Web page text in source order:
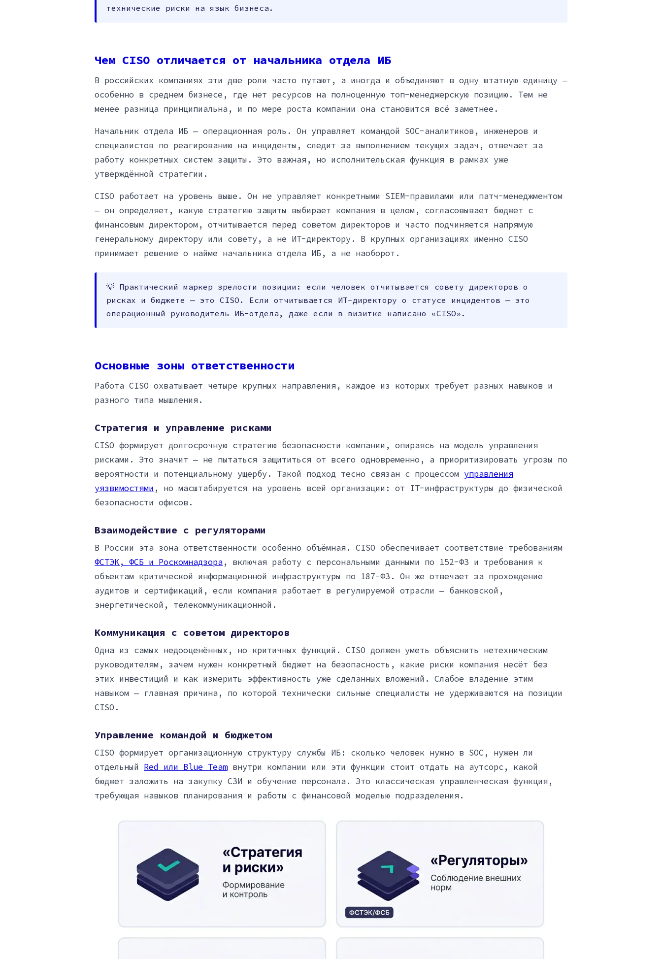
технические риски на язык бизнеса.
Чем CISO отличается от начальника отдела ИБ
В российских компаниях эти две роли часто путают, а иногда и объединяют в одну штатную единицу —
особенно в среднем бизнесе, где нет ресурсов на полноценную топ-менеджерскую позицию. Тем не
менее разница принципиальна, и по мере роста компании она становится всё заметнее.
Начальник отдела ИБ — операционная роль. Он управляет командой SOC-аналитиков, инженеров и
специалистов по реагированию на инциденты, следит за выполнением текущих задач, отвечает за
работу конкретных систем защиты. Это важная, но исполнительская функция в рамках уже
утверждённой стратегии.
CISO работает на уровень выше. Он не управляет конкретными SIEM-правилами или патч-менеджментом
— он определяет, какую стратегию защиты выбирает компания в целом, согласовывает бюджет с
финансовым директором, отчитывается перед советом директоров и часто подчиняется напрямую
генеральному директору или совету, а не ИТ-директору. В крупных организациях именно CISO
принимает решение о найме начальника отдела ИБ, а не наоборот.
💡 Практический маркер зрелости позиции: если человек отчитывается совету директоров о
рисках и бюджете — это CISO. Если отчитывается ИТ-директору о статусе инцидентов — это
операционный руководитель ИБ-отдела, даже если в визитке написано «CISO».
Основные зоны ответственности
Работа CISO охватывает четыре крупных направления, каждое из которых требует разных навыков и
разного типа мышления.
Стратегия и управление рисками
CISO формирует долгосрочную стратегию безопасности компании, опираясь на модель управления
рисками. Это значит — не пытаться защититься от всего одновременно, а приоритизировать угрозы по
вероятности и потенциальному ущербу. Такой подход тесно связан с процессом управления
уязвимостями , но масштабируется на уровень всей организации: от IT-инфраструктуры до физической
безопасности офисов.
Взаимодействие с регуляторами
В России эта зона ответственности особенно объёмная. CISO обеспечивает соответствие требованиям
ФСТЭК, ФСБ и Роскомнадзора, включая работу с персональными данными по 152-ФЗ и требования к
объектам критической информационной инфраструктуры по 187-ФЗ. Он же отвечает за прохождение
аудитов и сертификаций, если компания работает в регулируемой отрасли — банковской,
энергетической, телекоммуникационной.
Коммуникация с советом директоров
Одна из самых недооценённых, но критичных функций. CISO должен уметь объяснить нетехническим
руководителям, зачем нужен конкретный бюджет на безопасность, какие риски компания несёт без
этих инвестиций и как измерить эффективность уже сделанных вложений. Слабое владение этим
навыком — главная причина, по которой технически сильные специалисты не удерживаются на позиции
CISO.
Управление командой и бюджетом
CISO формирует организационную структуру службы ИБ: сколько человек нужно в SOC, нужен ли
отдельный Red или Blue Teamвнутри компании или эти функции стоит отдать на аутсорс, какой
бюджет заложить на закупку СЗИ и обучение персонала. Это классическая управленческая функция,
требующая навыков планирования и работы с финансовой моделью подразделения.